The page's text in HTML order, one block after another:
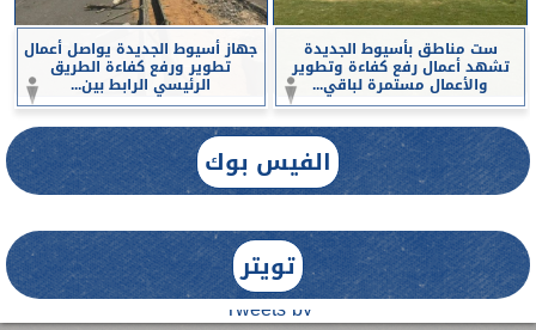
ست مناطق بأسيوط الجديدة
تشهد أعمال رفع كفاءة وتطوير
والأعمال مستمرة لباقي...
جهاز أسيوط الجديدة يواصل أعمال
تطوير ورفع كفاءة الطريق
الرئيسي الرابط بين...
الفيس بوك
تويتر
Tweets by